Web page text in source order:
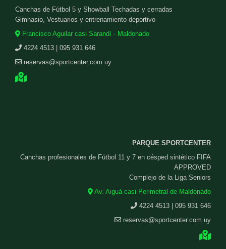
Canchas de Fútbol 5 y Showball Techadas y cerradas
Gimnasio, Vestuarios y entrenamiento deportivo
Francisco Aguilar casi Sarandí - Maldonado
4224 4513 | 095 931 646
reservas@sportcenter.com.uy
PARQUE SPORTCENTER
Canchas profesionales de Fútbol 11 y 7 en césped sintético FIFA
APPROVED
Complejo de la Liga Seniors
Av. Aiguá casi Perimetral de Maldonado
4224 4513 | 095 931 646
reservas@sportcenter.com.uy